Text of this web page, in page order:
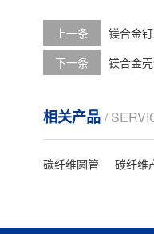
上一条
镁合金
下一条
镁合金
相关产品 /
碳纤维圆管 碳纤维